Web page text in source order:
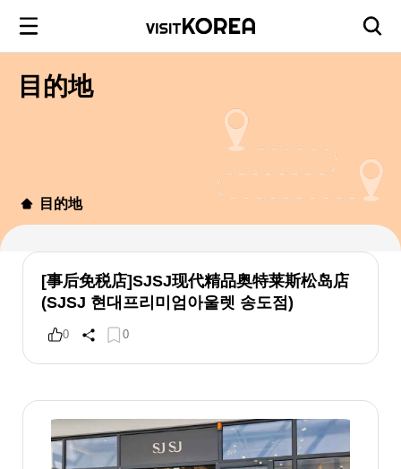
目的地
目的地
[事后免税店]SJSJ现代精品奥特莱斯松岛店
(SJSJ 현대프리미엄아울렛 송도점)
0 0